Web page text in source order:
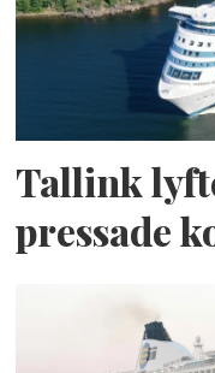
Tallink
pressade